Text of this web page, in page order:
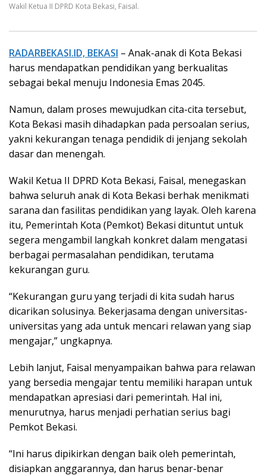
Wakil Ketua II DPRD Kota Bekasi, Faisal.
RADARBEKASI.ID, BEKASI – Anak-anak di Kota Bekasi
harus mendapatkan pendidikan yang berkualitas
sebagai bekal menuju Indonesia Emas 2045.
Namun, dalam proses mewujudkan cita-cita tersebut,
Kota Bekasi masih dihadapkan pada persoalan serius,
yakni kekurangan tenaga pendidik di jenjang sekolah
dasar dan menengah.
Wakil Ketua II DPRD Kota Bekasi, Faisal, menegaskan
bahwa seluruh anak di Kota Bekasi berhak menikmati
sarana dan fasilitas pendidikan yang layak. Oleh karena
itu, Pemerintah Kota (Pemkot) Bekasi dituntut untuk
segera mengambil langkah konkret dalam mengatasi
berbagai permasalahan pendidikan, terutama
kekurangan guru.
“Kekurangan guru yang terjadi di kita sudah harus
dicarikan solusinya. Bekerjasama dengan universitas-
universitas yang ada untuk mencari relawan yang siap
mengajar,” ungkapnya.
Lebih lanjut, Faisal menyampaikan bahwa para relawan
yang bersedia mengajar tentu memiliki harapan untuk
mendapatkan apresiasi dari pemerintah. Hal ini,
menurutnya, harus menjadi perhatian serius bagi
Pemkot Bekasi.
“Ini harus dipikirkan dengan baik oleh pemerintah,
disiapkan anggarannya, dan harus benar-benar